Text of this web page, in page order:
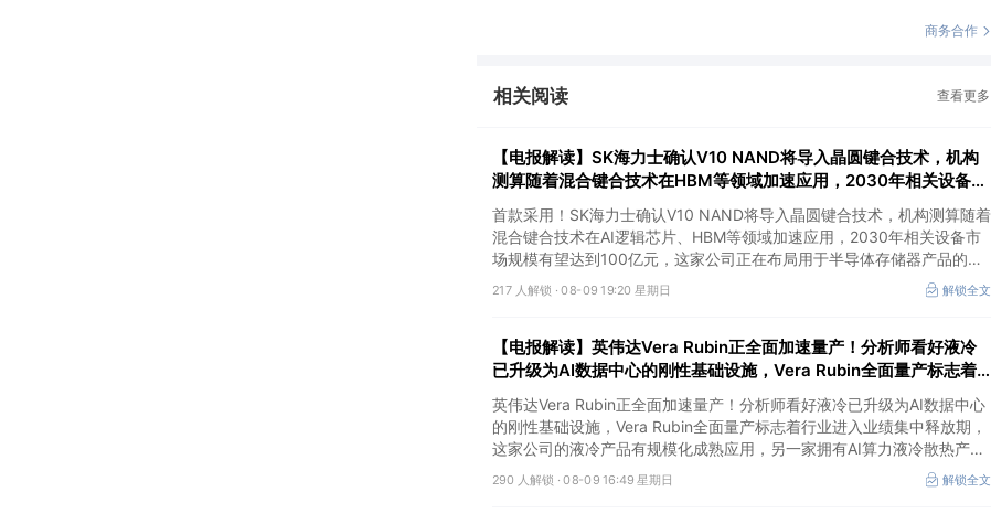
商务合作
相关阅读 查看更多
【电报解读】SK海力士确认V10 NAND将导入晶圆键合技术，机构
测算随着混合键合技术在HBM等领域加速应用，2030年相关设备市
场规模有望达到100亿元，这家公司正布局用于半导体存储器产品的
测试设备
首款采用！SK海力士确认V10 NAND将导入晶圆键合技术，机构测算随着
混合键合技术在AI逻辑芯片、HBM等领域加速应用，2030年相关设备市
场规模有望达到100亿元，这家公司正在布局用于半导体存储器产品的测
试设备，另一家混合键合设备相关收入占总营收的比重约为2%。
217 人解锁 ·08-09 19:20 星期日 解锁全文
【电报解读】英伟达Vera Rubin正全面加速量产！分析师看好液冷
已升级为AI数据中心的刚性基础设施，Vera Rubin全面量产标志着
行业进入业绩集中释放期，这家公司的液冷产品有规模化成熟应用
英伟达Vera Rubin正全面加速量产！分析师看好液冷已升级为AI数据中心
的刚性基础设施，Vera Rubin全面量产标志着行业进入业绩集中释放期，
这家公司的液冷产品有规模化成熟应用，另一家拥有AI算力液冷散热产品
结构综合解决方案能力，产品最终主要应用于英伟达等知名终端品牌。
290 人解锁 ·08-09 16:49 星期日 解锁全文